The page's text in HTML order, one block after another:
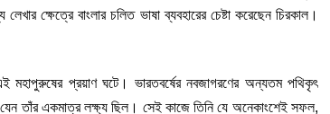
ক্ষেত্রে বাংলার চলিত ভাষা ব্যবহারের চেষ্টা করেছেন চিরকাল।
মহাপুরুষের প্রয়াণ ঘটে। ভারতবর্ষের নবজাগরণের অন্যতম পথিকৃৎ
যেন তাঁর একমাত্র লক্ষ্য ছিল। সেই কাজে তিনি যে অনেকাংশেই সফল,